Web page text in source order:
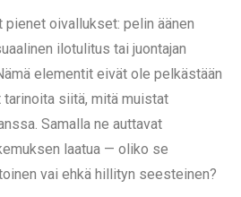
oivallukset: pelin äänen
ilotulitus tai juontajan
elementit eivät ole pelkästään
tarinoita siitä, mitä muistat
Samalla ne auttavat
laatua — oliko se
vai ehkä hillityn seesteinen?